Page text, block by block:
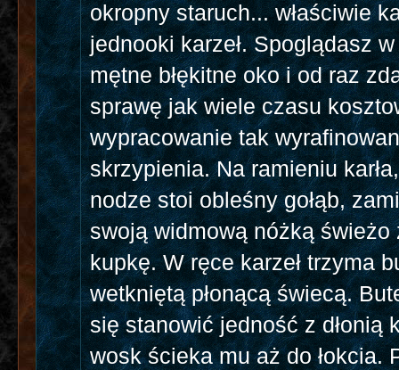
okropny staruch... właściwie
jednooki karzeł. Spoglądasz
mętne błękitne oko i od raz
sprawę jak wiele czasu
wypracowanie tak
skrzypienia. Na ramieniu
nodze stoi obleśny gołąb,
swoją widmową nóżką świeżo
kupkę. W ręce karzeł trzyma
wetkniętą płonącą świecą.
się stanowić jedność z dłonią
wosk ścieka mu aż do łokcia.